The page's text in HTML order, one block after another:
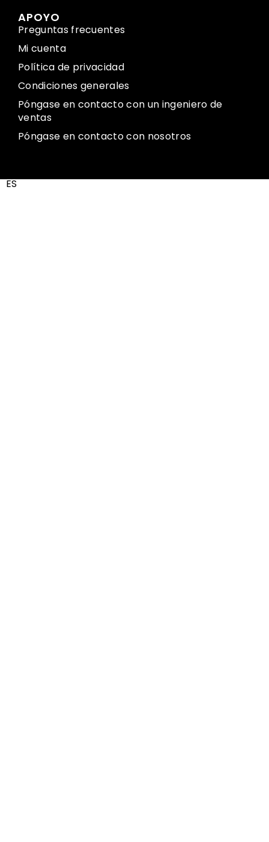
APOYO
Preguntas frecuentes
Mi cuenta
Política de privacidad
Condiciones generales
Póngase en contacto con un ingeniero de
ventas
Póngase en contacto con nosotros
ES